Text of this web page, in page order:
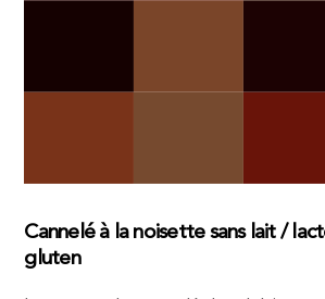
Cannelé à la noisette sans lait /
gluten